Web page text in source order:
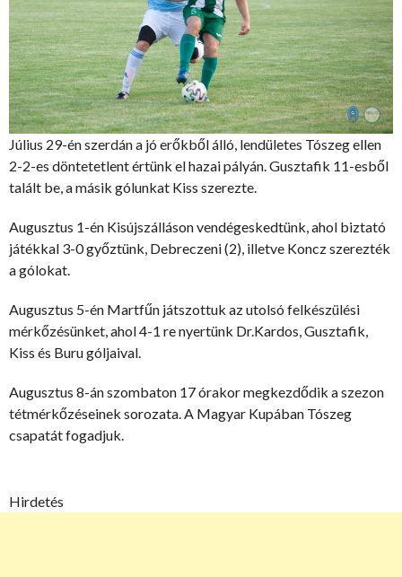
Július 29-én szerdán a jó erőkből álló, lendületes Tószeg ellen
2-2-es döntetetlent értünk el hazai pályán. Gusztafik 11-esből
talált be, a másik gólunkat Kiss szerezte.
Augusztus 1-én Kisújszálláson vendégeskedtünk, ahol biztató
játékkal 3-0 győztünk, Debreczeni (2), illetve Koncz szerezték
a gólokat.
Augusztus 5-én Martfűn játszottuk az utolsó felkészülési
mérkőzésünket, ahol 4-1 re nyertünk Dr.Kardos, Gusztafik,
Kiss és Buru góljaival.
Augusztus 8-án szombaton 17 órakor megkezdődik a szezon
tétmérkőzéseinek sorozata. A Magyar Kupában Tószeg
csapatát fogadjuk.
Hirdetés